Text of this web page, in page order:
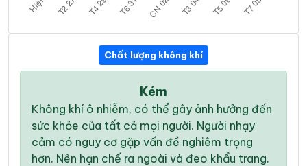
Chất lượng không khí
Kém
Không khí ô nhiễm, có thể gây ảnh hưởng đến
sức khỏe của tất cả mọi người. Người nhạy
cảm có nguy cơ gặp vấn đề nghiêm trọng
hơn. Nên hạn chế ra ngoài và đeo khẩu trang.